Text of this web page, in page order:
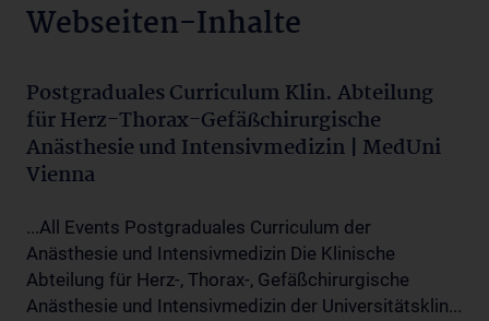
Webseiten-Inhalte
Postgraduales Curriculum Klin. Abteilung
für Herz-Thorax-Gefäßchirurgische
Anästhesie und Intensivmedizin | MedUni
Vienna
...All Events Postgraduales Curriculum der
Anästhesie und Intensivmedizin Die Klinische
Abteilung für Herz-, Thorax-, Gefäßchirurgische
Anästhesie und Intensivmedizin der Universitätsklin...